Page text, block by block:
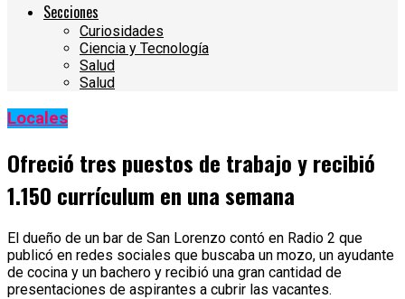
Secciones
Curiosidades
Ciencia y Tecnología
Salud
Salud
Locales
Ofreció tres puestos de trabajo y recibió
1.150 currículum en una semana
El dueño de un bar de San Lorenzo contó en Radio 2 que
publicó en redes sociales que buscaba un mozo, un ayudante
de cocina y un bachero y recibió una gran cantidad de
presentaciones de aspirantes a cubrir las vacantes.